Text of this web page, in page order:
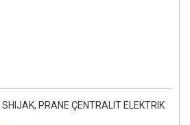
PRANE ÇENTRALIT ELEKTRIK